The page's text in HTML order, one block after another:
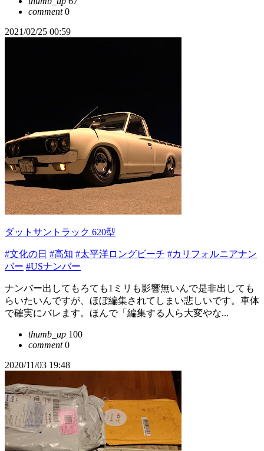
comment0
2021/02/25 00:59
ダットサントラック 620型
#文化の日 #高知 #太平洋ロングビーチ #カリフォルニアナン
バー #USナンバー
ナンバー出してもろても1ミリも影響無いんで是非出しても
らいたいんですが、ほぼ編集されてしまい悲しいです。車体
で確実にバレます。ほんで「編集する人ら大変やな...
thumb_up 100
comment0
2020/11/03 19:48